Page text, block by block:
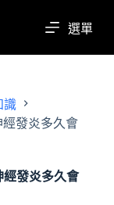
選單
識
發炎多久會
經發炎多久會